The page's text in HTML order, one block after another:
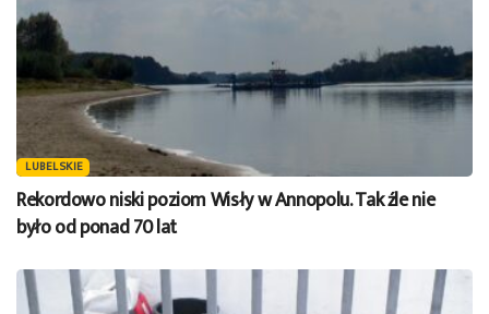
LUBELSKIE
Rekordowo niski poziom Wisły w Annopolu. Tak źle nie
było od ponad 70 lat